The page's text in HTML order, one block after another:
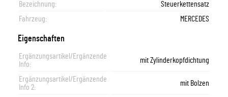
Bezeichnung:
Steuerkettensatz
Fahrzeug:
MERCEDES
Eigenschaften
Ergänzungsartikel/Ergänzende
Info:
mit Zylinderkopfdichtung
Ergänzungsartikel/Ergänzende
Info 2:
mit Bolzen